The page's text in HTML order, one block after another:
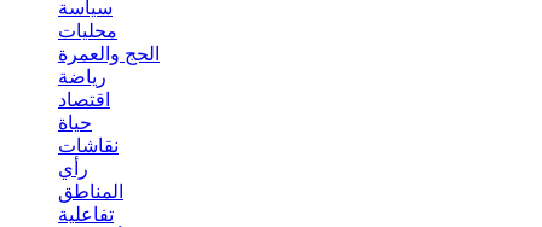
سياسة
محليات
الحج والعمرة
رياضة
اقتصاد
حياة
نقاشات
رأي
المناطق
تفاعلية